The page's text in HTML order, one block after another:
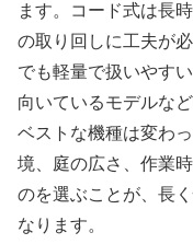
ます。コード式は長
の取り回しに工夫が
でも軽量で扱いやす
向いているモデルな
ベストな機種は変わ
境、庭の広さ、作業
のを選ぶことが、長
なります。